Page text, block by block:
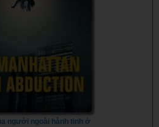
người ngoài hành tinh ở